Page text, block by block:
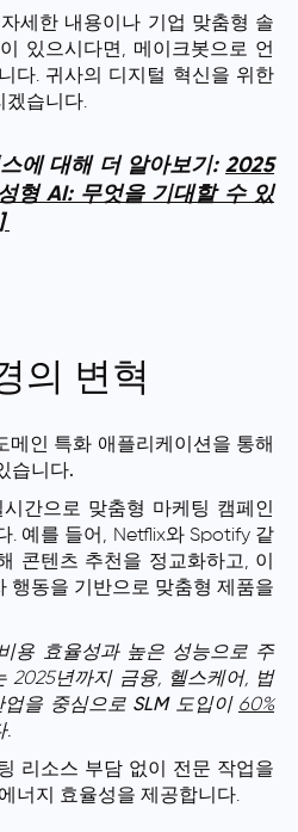
세한 내용이나 기업 맞춤형 솔
있으시다면, 메이크봇으로 언
다. 귀사의 디지털 혁신을 위한
겠습니다.
에 대해 더 알아보기: 2025
형 AI: 무엇을 기대할 수 있
의 변혁
메인 특화 애플리케이션을 통해
습니다.
간으로 맞춤형 마케팅 캠페인
. 예를 들어, Netflix와 Spotify 같
콘텐츠 추천을 정교화하고, 이
행동을 기반으로 맞춤형 제품을
용 효율성과 높은 성능으로 주
2025년까지 금융, 헬스케어, 법
을 중심으로 SLM도입이 60%
.
리소스 부담 없이 전문 작업을
너지 효율성을 제공합니다.